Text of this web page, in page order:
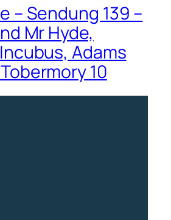
– Sendung 139 –
Mr Hyde,
Adams
10